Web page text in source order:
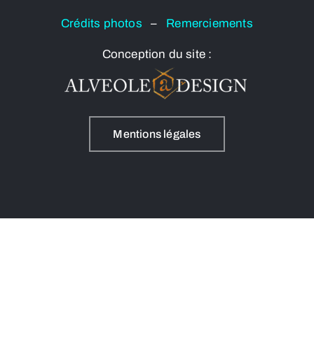
Crédits photos– Remerciements
Conception du site :
Mentions légales